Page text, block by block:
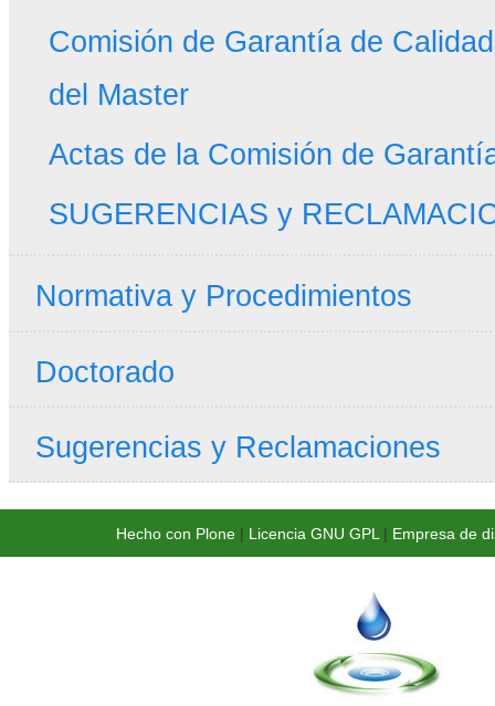
Comisión de Garantía de
del Master
Actas de la Comisión de
SUGERENCIAS y
Normativa y Procedimientos
Doctorado
Sugerencias y Reclamaciones
Hecho con Plone| Licencia GNU GPL | Empresa de